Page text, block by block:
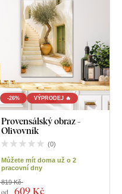
-26% VÝPRODEJ 🔥
Provensálský obraz -
Olivovník
(0)
Můžete mít doma už o 2
pracovní dny
od 609 Kč
819 Kč